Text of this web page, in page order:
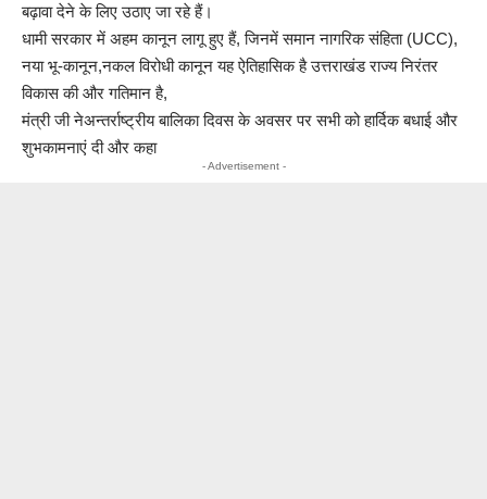
बढ़ावा देने के लिए उठाए जा रहे हैं।
धामी सरकार में अहम कानून लागू हुए हैं, जिनमें समान नागरिक संहिता (UCC),
नया भू-कानून,नकल विरोधी कानून यह ऐतिहासिक है उत्तराखंड राज्य निरंतर
विकास की और गतिमान है,
मंत्री जी नेअन्तर्राष्ट्रीय बालिका दिवस के अवसर पर सभी को हार्दिक बधाई और
शुभकामनाएं दी और कहा
- Advertisement -